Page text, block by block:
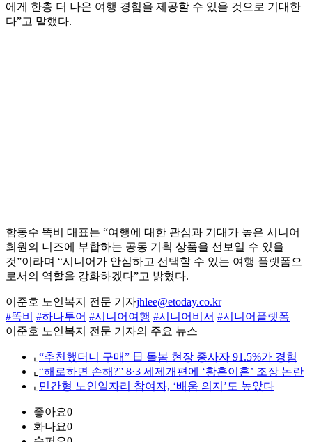
에게 한층 더 나은 여행 경험을 제공할 수 있을 것으로 기대한
다”고 말했다.
함동수 똑비 대표는 “여행에 대한 관심과 기대가 높은 시니어
회원의 니즈에 부합하는 공동 기획 상품을 선보일 수 있을
것”이라며 “시니어가 안심하고 선택할 수 있는 여행 플랫폼으
로서의 역할을 강화하겠다”고 밝혔다.
이준호 노인복지 전문 기자jhlee@etoday.co.kr
#똑비
#하나투어 #시니어여행 #시니어비서 #시니어플랫폼
이준호 노인복지 전문 기자의 주요 뉴스
⌞ “추천했더니 구매” 日 돌봄 현장 종사자 91.5%가 경험
⌞ “해로하면 손해?” 8·3 세제개편에 ‘황혼이혼’ 조장 논란
⌞ 민간형 노인일자리 참여자, ‘배움 의지’도 높았다
좋아요0
화나요0